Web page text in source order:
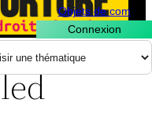
Objets de com
Connexion